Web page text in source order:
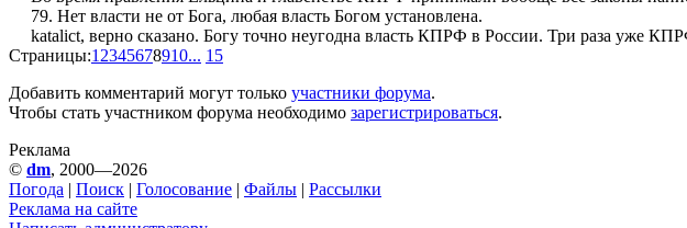
79. Нет власти не от Бога, любая власть Богом установлена.
katalict, верно сказано. Богу точно неугодна власть КПРФ в России. Три раза уже
Страницы:1 2345678910... 15
Добавить комментарий могут только участники форума.
Чтобы стать участником форума необходимо зарегистрироваться.
Реклама
© dm, 2000—2026
Погода | Поиск | Голосование | Файлы | Рассылки
Реклама на сайте